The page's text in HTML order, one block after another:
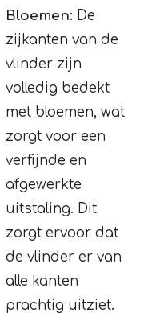
Bloemen: De
zijkanten van de
vlinder zijn
volledig bedekt
met bloemen, wat
zorgt voor een
verfijnde en
afgewerkte
uitstaling. Dit
zorgt ervoor dat
de vlinder er van
alle kanten
prachtig uitziet.